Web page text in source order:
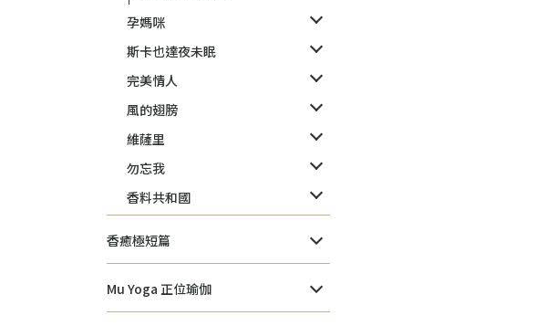
孕媽咪
斯卡也達夜未眠
完美情人
風的翅膀
維薩里
勿忘我
香料共和國
香癒極短篇
Mu Yoga 正位瑜伽